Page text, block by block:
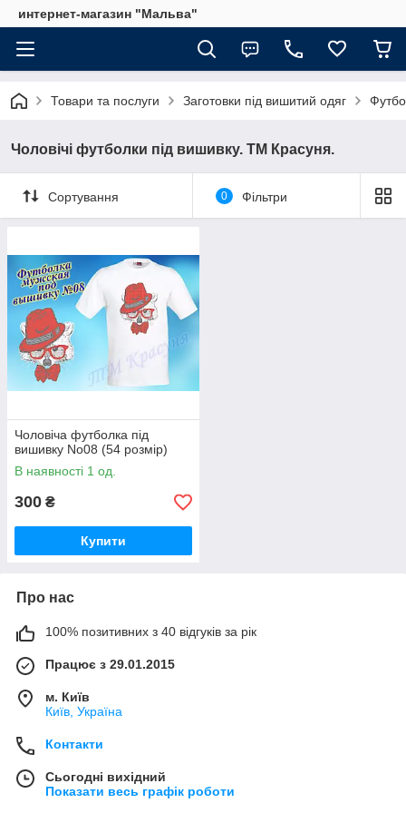
интернет-магазин "Мальва"
Товари та послуги Заготовки під вишитий одяг
Чоловічі футболки під вишивку. ТМ Красуня.
Сортування 0 Фільтри
Чоловіча футболка під
вишивку No08 (54 розмір)
В наявності 1 од.
300 ₴
Купити
Про нас
100% позитивних з 40 відгуків за рік
Працює з 29.01.2015
м. Київ
Київ, Україна
Контакти
Сьогодні вихідний
Показати весь графік роботи